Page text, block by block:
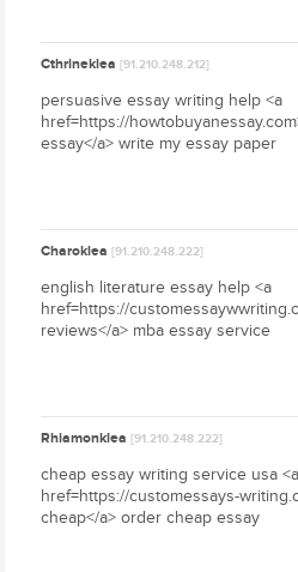
Cthrineklea[91.210.248.212]
persuasive essay writing help <a
href=https://
essay</a> write my essay paper
Charoklea[91.210.248.222]
english literature essay help <a
href=https://
reviews</a> mba essay service
Rhiamonklea[91.210.248.222]
cheap essay writing service usa <a
href=https://customessays-
cheap</a> order cheap essay